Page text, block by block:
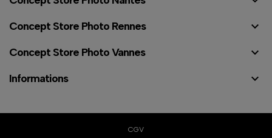
Concept Store Photo Rennes 
Concept Store Photo Vannes 
Informations 
CGV